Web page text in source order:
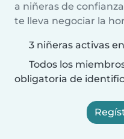
a niñeras de
te lleva negociar la
3 niñeras activas
Todos los
obligatoria de